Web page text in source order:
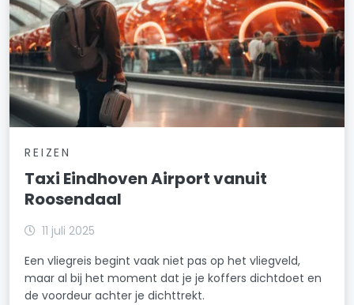
REIZEN
Taxi Eindhoven Airport vanuit
Roosendaal
11 juli 2025
Een vliegreis begint vaak niet pas op het vliegveld,
maar al bij het moment dat je je koffers dichtdoet en
de voordeur achter je dichttrekt.